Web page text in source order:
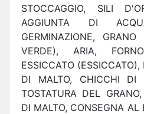
STOCCAGGIO, SILI
AGGIUNTA DI
GERMINAZIONE,
VERDE), ARIA,
ESSICCATO
DI MALTO, CHICCHI DI
TOSTATURA DEL
DI MALTO, CONSEGNA AL